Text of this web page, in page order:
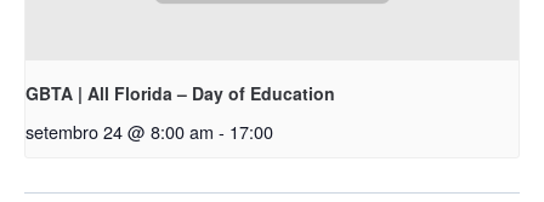
GBTA | All Florida – Day of Education
setembro 24 @ 8:00 am - 17:00